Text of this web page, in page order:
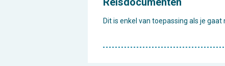
Dit is enkel van toepassing als je